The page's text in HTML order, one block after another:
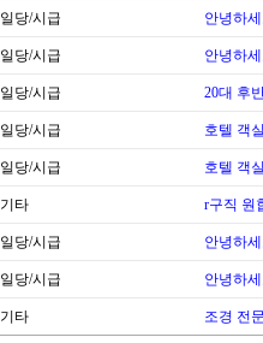
일당/시급 안녕하
일당/시급 안녕하
일당/시급 20대 후
일당/시급 호텔 객
일당/시급 호텔 객
기타 r구직 원
일당/시급 안녕하
일당/시급 안녕하
기타 조경 전